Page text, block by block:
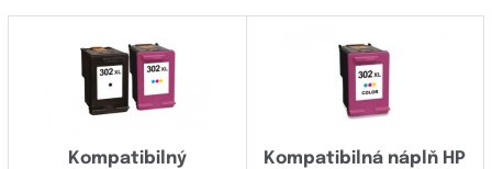
Kompatibilný
Kompatibilná náplň HP